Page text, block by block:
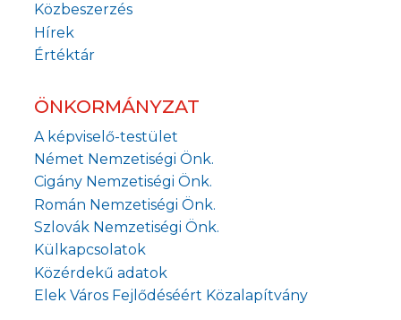
Közbeszerzés
Hírek
Értéktár
ÖNKORMÁNYZAT
A képviselő-testület
Német Nemzetiségi Önk.
Cigány Nemzetiségi Önk.
Román Nemzetiségi Önk.
Szlovák Nemzetiségi Önk.
Külkapcsolatok
Közérdekű adatok
Elek Város Fejlődéséért Közalapítvány